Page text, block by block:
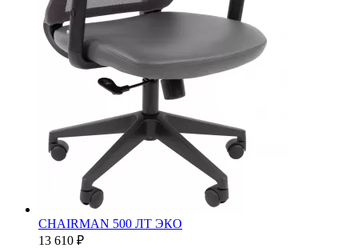
CHAIRMAN 500 ЛТ ЭКО
13 610 ₽